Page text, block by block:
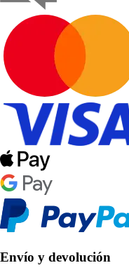
Envío y devolución